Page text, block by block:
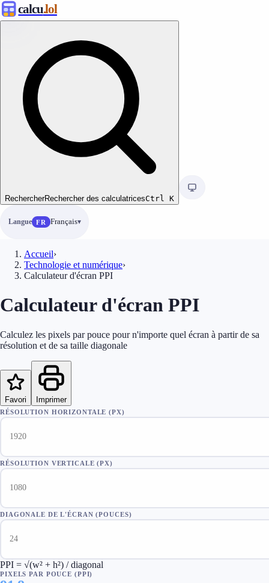
calcu.lol
RechercherRechercher des calculatricesCtrl K
Langue FR Français
Accueil›
Technologie et numérique›
Calculateur d'écran PPI
Calculateur d'écran PPI
Calculez les pixels par pouce pour n'importe quel écran à partir de sa
résolution et de sa taille diagonale
Favori Imprimer
RÉSOLUTION HORIZONTALE (PX)
RÉSOLUTION VERTICALE (PX)
DIAGONALE DE L'ÉCRAN (POUCES)
PPI = √(w² + h²) / diagonal
PIXELS PAR POUCE (PPI)